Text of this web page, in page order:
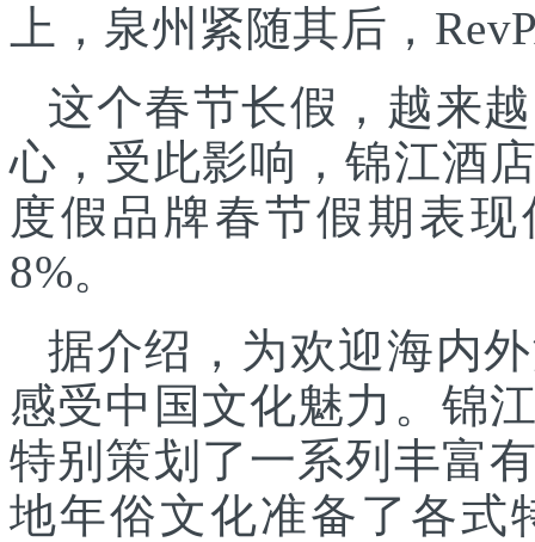
上，泉州紧随其后，
这个春节长假，越来
心，受此影响，锦江酒
度假品牌春节假期表
8%。
据介绍，为欢迎海内
感受中国文化魅力。锦
特别策划了一系列丰富
地年俗文化准备了各式